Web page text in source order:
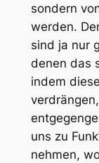
sondern
werden.
sind ja nur
denen das
indem
uns zu
nehmen,